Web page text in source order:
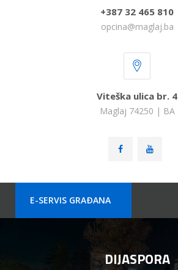
+387 32 465 810
opcina@maglaj.ba
Viteška ulica br. 4
Maglaj 74250 | BA
E-SERVIS GRAÐANA
DIJASPORA